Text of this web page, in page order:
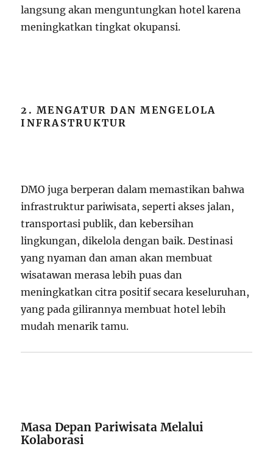
langsung akan menguntungkan hotel karena
meningkatkan tingkat okupansi.
2. MENGATUR DAN MENGELOLA
INFRASTRUKTUR
DMO juga berperan dalam memastikan bahwa
infrastruktur pariwisata, seperti akses jalan,
transportasi publik, dan kebersihan
lingkungan, dikelola dengan baik. Destinasi
yang nyaman dan aman akan membuat
wisatawan merasa lebih puas dan
meningkatkan citra positif secara keseluruhan,
yang pada gilirannya membuat hotel lebih
mudah menarik tamu.
Masa Depan Pariwisata Melalui
Kolaborasi